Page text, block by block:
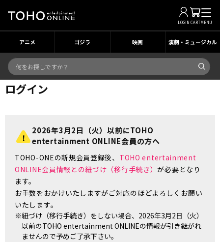
LOGIN CARTMENU
アニメ ゴジラ 映画 演劇・ミュージカル
ログイン
2026年3月2日（火）以前にTOHO
entertainment ONLINE会員の方へ
TOHO-ONEの新規会員登録後、 TOHO entertainment
ONLINE会員情報との紐づけ（移行手続き）が必要となり
ます。
お手数をおかけいたしますがご対応のほどよろしくお願い
いたします。
※紐づけ（移行手続き）をしない場合、2026年3月2日（火）
以前のTOHO entertainment ONLINEの情報が引き継がれ
ませんので予めご了承下さい。